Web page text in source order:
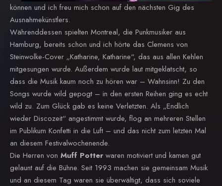
können und ich freu mich schon auf den nächsten Gig des
Ausnahmekünstlers.
Währenddessen spielten Montreal, die Punkmusiker aus
Hamburg, bereits schon und ich hörte das Clemens von
Steinwolke-Cover „Katharine, Katharine“, das aus allen Kehlen
mitgesungen wurde. Außerdem wurde laut mitgeklatscht, so
dass die Musik kaum noch zu hören war – Wahnsinn! Zu den
Songs wurde wild gepogt – in den ersten Reihen ging es echt
wild zu. Zum Glück gab es keine Verletzten. Als „Endlich
wieder Discozeit“ angestimmt wurde, flog an mehreren Stellen
im Publikum Konfetti in die Luft – und das nicht zum letzten Mal
an diesem Festivalwochenende.
Die Herren von Muff Potter waren motiviert und kamen gut
gelaunt auf die Bühne. Seit 1993 machen sie gemeinsam Musik
und an diesem Tag waren sie überwältigt, dass sich soviele